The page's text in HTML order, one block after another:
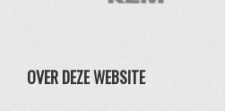
OVER DEZE WEBSITE